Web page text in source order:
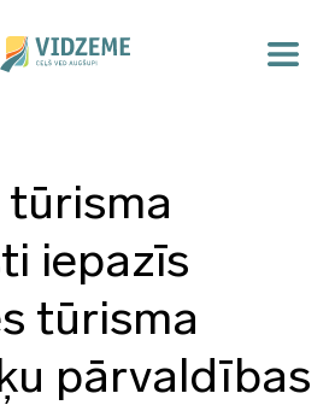
iepazīs
tūrisma
pārvaldības